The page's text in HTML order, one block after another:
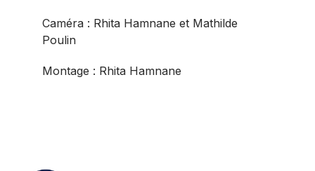
Caméra : Rhita Hamnane et Mathilde
Poulin
Montage : Rhita Hamnane